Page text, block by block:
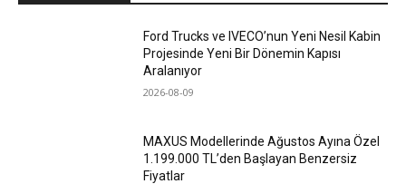
Ford Trucks ve IVECO’nun Yeni Nesil Kabin
Projesinde Yeni Bir Dönemin Kapısı
Aralanıyor
2026-08-09
MAXUS Modellerinde Ağustos Ayına Özel
1.199.000 TL’den Başlayan Benzersiz
Fiyatlar